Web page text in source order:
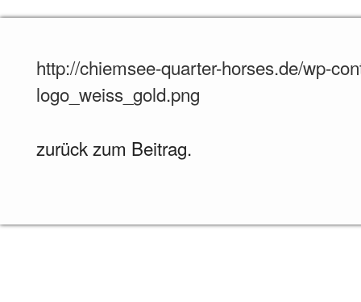
http://chiemsee-quarter-horses.de/wp-
logo_weiss_gold.png
zurück zum Beitrag.